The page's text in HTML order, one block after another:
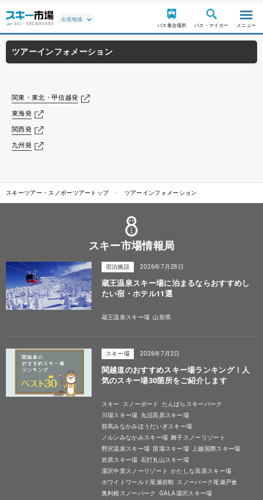
バス集合場所 バス・マイカー メニュー
ツアーインフォメーション
関東・東北・甲信越発
東海発
関西発
九州発
スキーツアー・スノボーツアートップ ツアーインフォメーション
スキー市場情報局
宿泊施設 2026年7月28日
蔵王温泉スキー場に泊まるならおすすめし
たい宿・ホテル11選
蔵王温泉スキー場 山形県
スキー場 2026年7月2日
関越道のおすすめスキー場ランキング！人
気のスキー場30箇所をご紹介します
スキー スノーボード
たんばらスキーパーク
川場スキー場
丸沼高原スキー場
群馬みなかみほうだいぎスキー場
ノルンみなかみスキー場 舞子スノーリゾート
野沢温泉スキー場 苗場スキー場
上越国際スキー場
岩原スキー場 石打丸山スキー場
湯沢中里スノーリゾート
かたしな高原スキー場
ホワイトワールド尾瀬岩鞍 スノーパーク尾瀬戸倉
奥利根スノーパーク
GALA湯沢スキー場